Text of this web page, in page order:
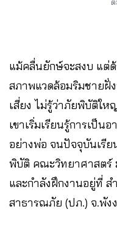
แม้คลื่นยักษ์จะสงบ แต่
สภาพแวดล้อมริมชายฝั่
เสี่ยง ไม่รู้ว่าภัยพิบัติให
เขาเริ่มเรียนรู้การเป็
อย่างพ่อ จนปัจจุบันเรี
พิบัติ คณะวิทยาศาสตร์
และกำลังฝึกงานอยู่ที่ ส
สาธารณภัย (ปภ.) จ.พัง